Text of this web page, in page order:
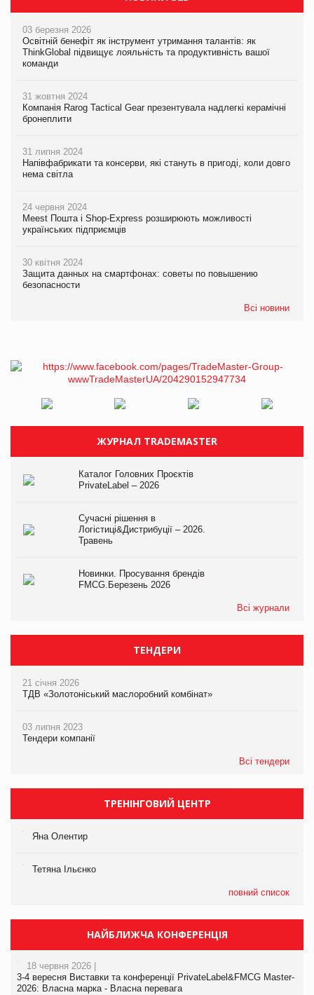
03 березня 2026
Освітній бенефіт як інструмент утримання талантів: як
ThinkGlobal підвищує лояльність та продуктивність вашої
команди
31 жовтня 2024
Компанія Rarog Tactical Gear презентувала надлегкі керамічні
бронеплити
31 липня 2024
Напівфабрикати та консерви, які стануть в пригоді, коли довго
нема світла
24 червня 2024
Meest Пошта і Shop-Express розширюють можливості
українських підприємців
30 квітня 2024
Защита данных на смартфонах: советы по повышению
безопасности
Всі новини
ЖУРНАЛ TRADEMASTER
Каталог Головних Проєктів
PrivateLabel – 2026
Сучасні рішення в
Логістиці&Дистрибуції – 2026.
Травень
Новинки. Просування брендів
FMCG.Березень 2026
Всі журнали
ТЕНДЕРИ
21 січня 2026
ТДВ «Золотоніський маслоробний комбінат»
03 липня 2023
Тендери компанії
Всі тендери
ТРЕНІНГОВИЙ ЦЕНТР
Яна Олентир
Тетяна Ільєнко
повний список
НАЙБЛИЖЧА КОНФЕРЕНЦІЯ
18 червня 2026 |
3-4 вересня Виставки та конференції PrivateLabel&FMCG Master-
2026: Власна марка - Власна перевага